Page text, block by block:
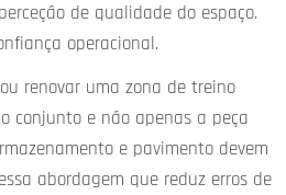
de qualidade do espaço.
operacional.
renovar uma zona de treino
conjunto e não apenas a peça
e pavimento devem
abordagem que reduz erros de